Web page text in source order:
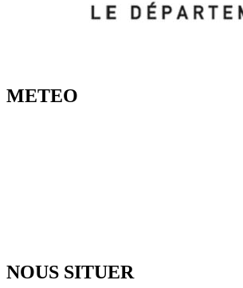
METEO
NOUS SITUER